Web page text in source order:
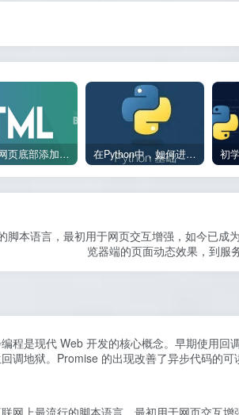
如何在网页底部添加版权信息？ 在Python中，如何进行数据类型转换会出现异常？
脚本语言，最初用于网页交互增强，如今已成
览器端的页面动态效果，到服
程是现代 Web 开发的核心概念。早期使用回
调地狱。Promise 的出现改善了异步代码的
网上最流行的脚本语言，最初用于网页交互增